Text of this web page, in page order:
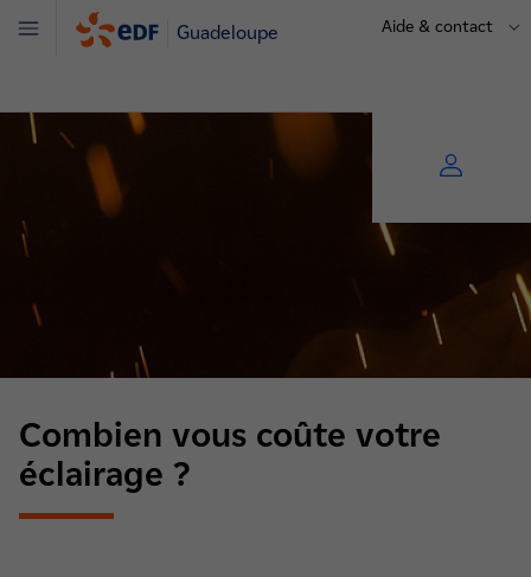
Guadeloupe Aide & contact
Menu
Combien vous coûte votre
éclairage ?